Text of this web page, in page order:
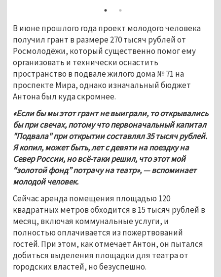
В июне прошлого года проект молодого человека
получил грант в размере 270 тысяч рублей от
Росмолодёжи, который существенно помог ему
организовать и технически оснастить
пространство в подвале жилого дома № 71 на
проспекте Мира, однако изначальный бюджет
Антона был куда скромнее.
«Если бы мы этот грант не выиграли, то открывались
бы при свечах, потому что первоначальный капитал
"Подвала" при открытии составлял 35 тысяч рублей.
Я копил, может быть, лет с девяти на поездку на
Север России, но всё-таки решил, что этот мой
“золотой фонд” потрачу на театр», — вспоминает
молодой человек.
Сейчас аренда помещения площадью 120
квадратных метров обходится в 15 тысяч рублей в
месяц, включая коммунальные услуги, и
полностью оплачивается из пожертвований
гостей. При этом, как отмечает Антон, он пытался
добиться выделения площадки для театра от
городских властей, но безуспешно.